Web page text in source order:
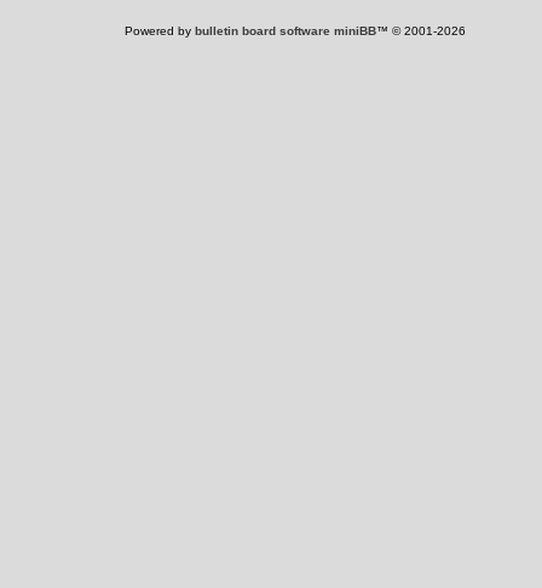
Powered by bulletin board software miniBB™ © 2001-2026